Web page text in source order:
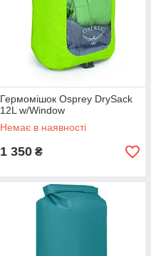
Гермомішок Osprey DrySack
12L w/Window
Немає в наявності
1 350 ₴